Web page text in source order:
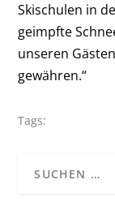
Skischulen in
geimpfte
unseren
gewähren.“
Tags: